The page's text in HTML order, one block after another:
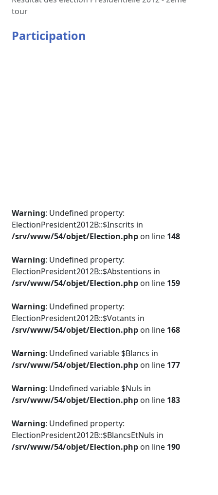
tour
Participation
Warning: Undefined property:
ElectionPresident2012B::$Inscrits in
/srv/www/54/objet/Election.php on line 148
Warning: Undefined property:
ElectionPresident2012B::$Abstentions in
/srv/www/54/objet/Election.php on line 159
Warning: Undefined property:
ElectionPresident2012B::$Votants in
/srv/www/54/objet/Election.php on line 168
Warning: Undefined variable $Blancs in
/srv/www/54/objet/Election.php on line 177
Warning: Undefined variable $Nuls in
/srv/www/54/objet/Election.php on line 183
Warning: Undefined property:
ElectionPresident2012B::$BlancsEtNuls in
/srv/www/54/objet/Election.php on line 190